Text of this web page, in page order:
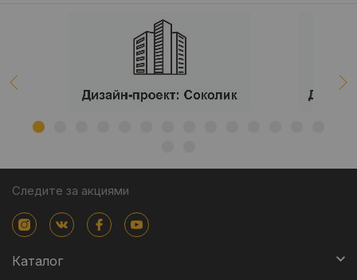
Следите за акциями
Каталог